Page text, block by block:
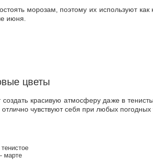
морозам, поэтому их используют
июня.
цветы
красивую атмосферу даже в
чувствуют себя при любых погодных
марте